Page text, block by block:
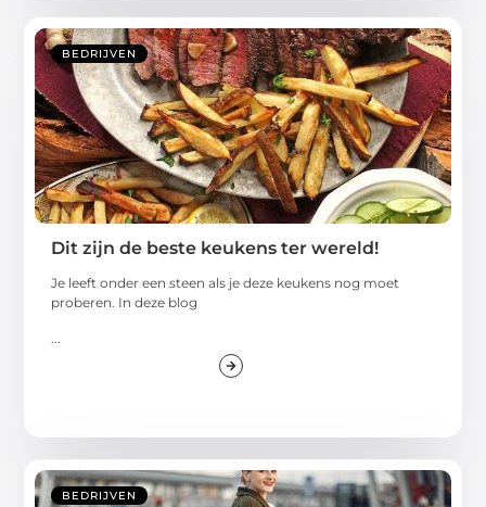
BEDRIJVEN
Dit zijn de beste keukens ter wereld!
Je leeft onder een steen als je deze keukens nog moet
proberen. In deze blog
BEDRIJVEN